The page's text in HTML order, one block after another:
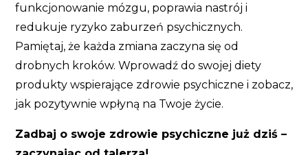
funkcjonowanie mózgu, poprawia nastrój i
redukuje ryzyko zaburzeń psychicznych.
Pamiętaj, że każda zmiana zaczyna się od
drobnych kroków. Wprowadź do swojej diety
produkty wspierające zdrowie psychiczne i zobacz,
jak pozytywnie wpłyną na Twoje życie.
Zadbaj o swoje zdrowie psychiczne już dziś –